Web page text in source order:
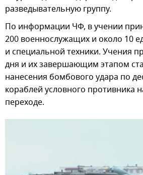
разведывательную группу.
По информации ЧФ, в учении
200 военнослужащих и около 10
и специальной техники. Учения
дня и их завершающим этапом
нанесения бомбового удара по
кораблей условного противника
переходе.